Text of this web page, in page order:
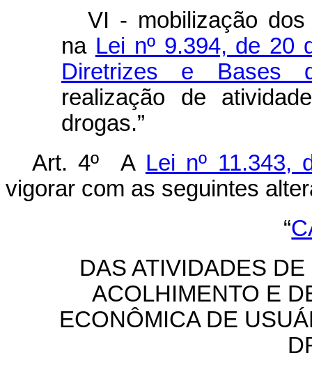
VI - mobilização
na Lei nº 9.394, de 20
Diretrizes e Bases
realização de
drogas.”
Art. 4º A Lei nº 11.343,
vigorar com as seguintes
“
DAS ATIVIDADES
ACOLHIMENTO E
ECONÔMICA DE